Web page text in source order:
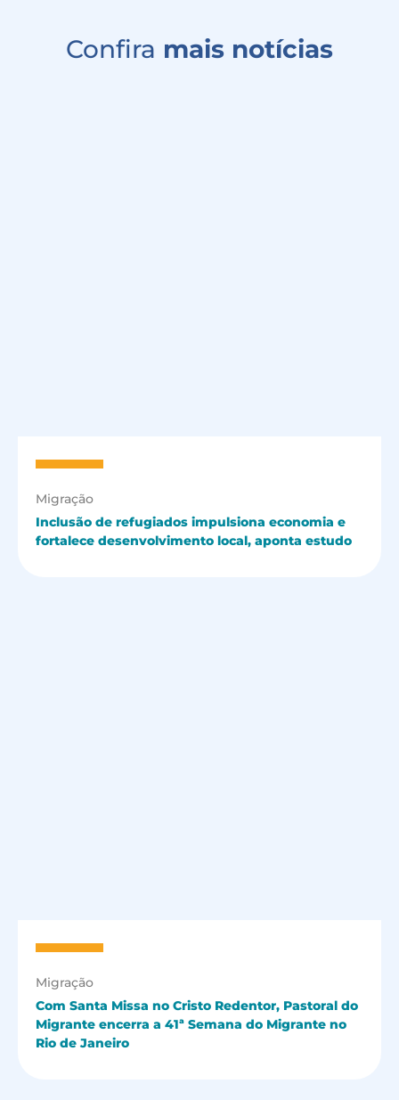
Confira mais notícias
Migração
Inclusão de refugiados impulsiona economia e
fortalece desenvolvimento local, aponta estudo
Migração
Com Santa Missa no Cristo Redentor, Pastoral do
Migrante encerra a 41ª Semana do Migrante no
Rio de Janeiro